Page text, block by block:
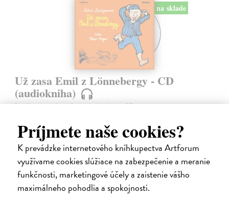
Príjmete naše cookies?
K prevádzke internetového kníhkupectva Artforum
využívame cookies slúžiace na zabezpečenie a meranie
funkčnosti, marketingové účely a zaistenie vášho
maximálneho pohodlia a spokojnosti.
na sklade
Už zasa Emil z Lönnebergy - CD
(audiokniha)
Lindgrenová Astrid| Audiokniha na CD
huncútstva dobre poznali aj všetci Lönneberčania. Ale čo sa stalo, keď
Emil vylial ockovi na hlavu zabíjačkovú kašu, keď zlú správkyňu
chudobinca…
Na sklade ?
11,35 €